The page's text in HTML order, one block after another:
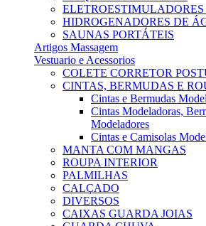
HIDROGENADORES DE
SAUNAS PORTÁTEIS
Artigos Massagem
Vestuario e Acessorios
COLETE CORRETOR
CINTAS, BERMUDAS E
Cintas e Bermudas
Cintas Modeladoras,
Modeladores
Cintas e Camisolas
MANTA COM MANGAS
ROUPA INTERIOR
PALMILHAS
CALÇADO
DIVERSOS
CAIXAS GUARDA JOIAS